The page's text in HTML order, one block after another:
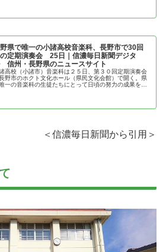
県で唯一の小諸高校音楽科、長野市で30回
の定期演奏会 25日｜信濃毎日新聞デジタ
信州・長野県のニュースサイト
高校（小諸市）音楽科は２５日、第３０回定期演奏会
野市のホクト文化ホール（県民文化会館）で開く。県
一の音楽科の生徒たちにとって日頃の努力の成果を披
＜信濃毎日新聞から引用＞